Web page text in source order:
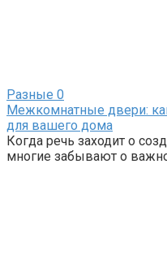
Разные 0
Межкомнатные двери:
для вашего дома
Когда речь заходит о
многие забывают о